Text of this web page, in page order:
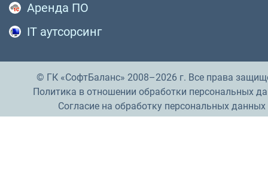
Аренда ПО
IT аутсорсинг
© ГК «СофтБаланс» 2008–2026 г. Все права
Политика в отношении обработки персональных
Согласие на обработку персональных данных